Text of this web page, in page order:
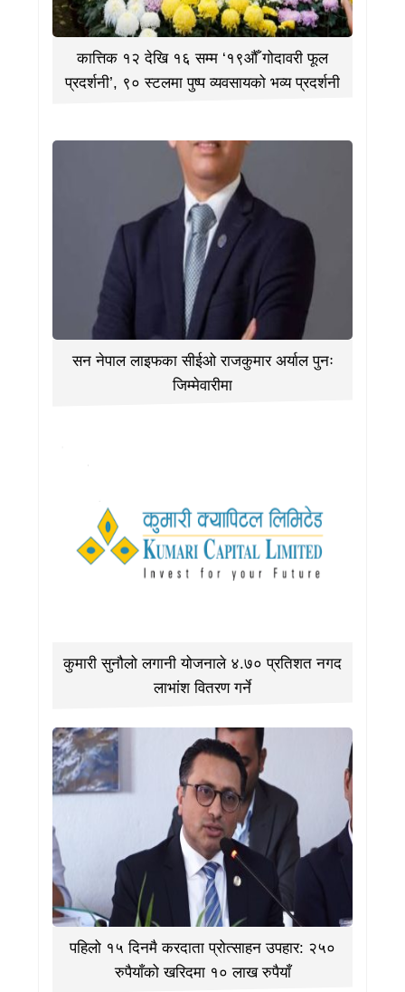
कात्तिक १२ देखि १६ सम्म ‘१९औँ गोदावरी फूल
प्रदर्शनी’, ९० स्टलमा पुष्प व्यवसायको भव्य प्रदर्शनी
सन नेपाल लाइफका सीईओ राजकुमार अर्याल पुनः
जिम्मेवारीमा
कुमारी सुनौलो लगानी योजनाले ४.७० प्रतिशत नगद
लाभांश वितरण गर्ने
पहिलो १५ दिनमै करदाता प्रोत्साहन उपहार: २५०
रुपैयाँको खरिदमा १० लाख रुपैयाँ